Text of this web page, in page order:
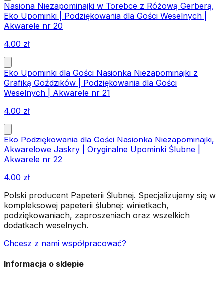
Nasiona Niezapominajki w Torebce z Różową Gerberą,
Eko Upominki | Podziękowania dla Gości Weselnych |
Akwarele nr 20
4.00 zł
Eko Upominki dla Gości Nasionka Niezapominajki z
Grafiką Goździków | Podziękowania dla Gości
Weselnych | Akwarele nr 21
4.00 zł
Eko Podziękowania dla Gości Nasionka Niezapominajki,
Akwarelowe Jaskry | Oryginalne Upominki Ślubne |
Akwarele nr 22
4.00 zł
Polski producent Papeterii Ślubnej. Specjalizujemy się w
kompleksowej papeterii ślubnej: winietkach,
podziękowaniach, zaproszeniach oraz wszelkich
dodatkach weselnych.
Chcesz z nami współpracować?
Informacja o sklepie